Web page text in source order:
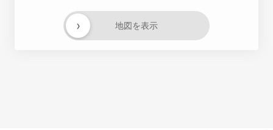
地図を表示
›